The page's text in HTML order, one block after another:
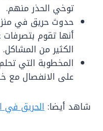
توخي الحذر منهم.
حدوث حريق في
أنها تقوم
الكثير من المشاكل.
المخطوبة التي
على الانفصال مع
شاهد أيضا: الحريق في